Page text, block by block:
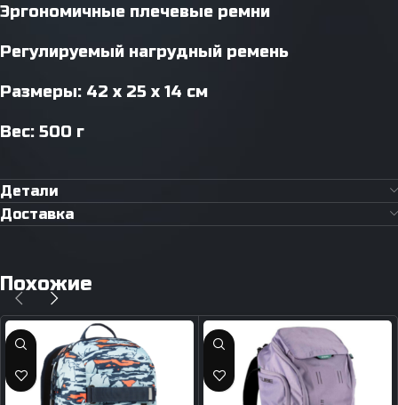
Эргономичные плечевые ремни
Регулируемый нагрудный ремень
Размеры: 42 x 25 x 14 см
Вес: 500 г
Детали
Доставка
Похожие